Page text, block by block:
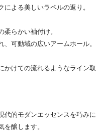
よる美しいラペルの返り。
らかい袖付け。
可動域の広いアームホール。
かけての流れるようなライン取
代的モダンエッセンスを巧みに
醸します。